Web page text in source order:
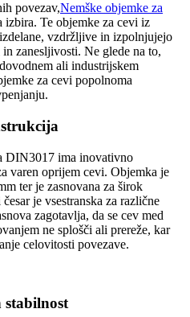
povezav,Nemške objemke za
izbira. Te objemke za cevi iz
vzdržljive in izpolnjujejo
zanesljivosti. Ne glede na to,
ali industrijskem
za cevi popolnoma
DIN3017 ima inovativno
varen oprijem cevi. Objemka je
ter je zasnovana za širok
je vsestranska za različne
zagotavlja, da se cev med
ne splošči ali prereže, kar
celovitosti povezave.
stabilnost